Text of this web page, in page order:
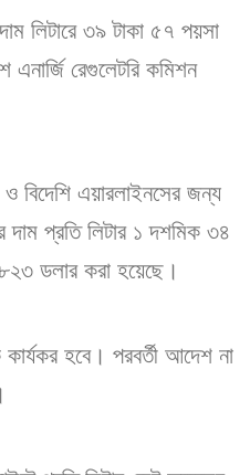
লিটারে ৩৯ টাকা ৫৭ পয়সা
এনার্জি রেগুলেটরি কমিশন
বিদেশি এয়ারলাইনসের জন্য
প্রতি লিটার ১ দশমিক ৩৪
ডলার করা হয়েছে।
হবে। পরবর্তী আদেশ না